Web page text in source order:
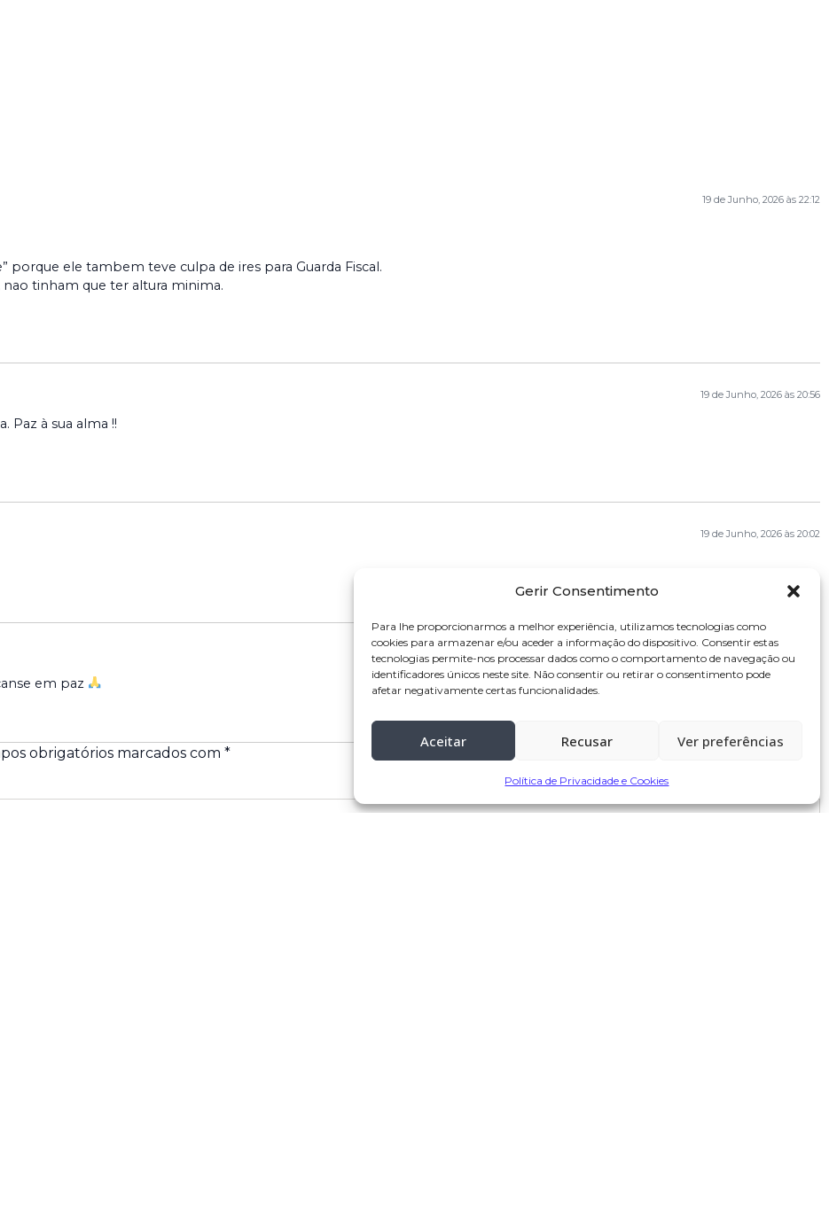
Gerir Consentimento
Para lhe proporcionarmos a melhor experiência, utilizamos tecnologias como
cookies para armazenar e/ou aceder a informação do dispositivo. Consentir estas
tecnologias permite-nos processar dados como o comportamento de navegação ou
identificadores únicos neste site. Não consentir ou retirar o consentimento pode
afetar negativamente certas funcionalidades.
Aceitar Recusar Ver preferências
Política de Privacidade e Cookies
19 de Junho, 2026 às 22:12
porque ele tambem teve culpa de ires para Guarda Fiscal.
nao tinham que ter altura minima.
19 de Junho, 2026 às 20:56
Paz à sua alma !!
19 de Junho, 2026 às 20:02
19 de Junho, 2026 às 15:39
em paz
obrigatórios marcados com *